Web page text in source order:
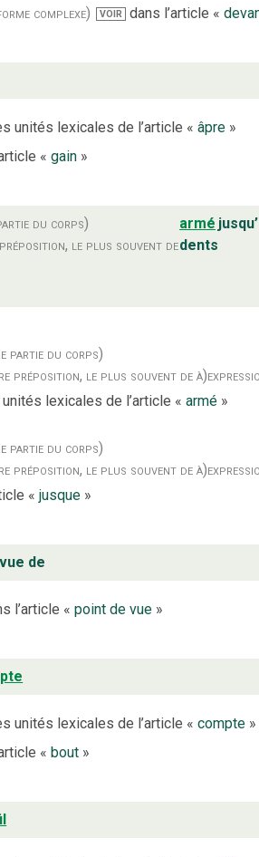
complexe) VOIR dans l’article «
unités lexicales de l’article «âpre »
«gain »
du corps)
le plus souvent de
armé
dents
partie du corps)
préposition, le plus souvent de à)
lexicales de l’article «armé »
partie du corps)
préposition, le plus souvent de à)
«jusque »
de
l’article « point de vue»
unités lexicales de l’article «compte »
« bout »